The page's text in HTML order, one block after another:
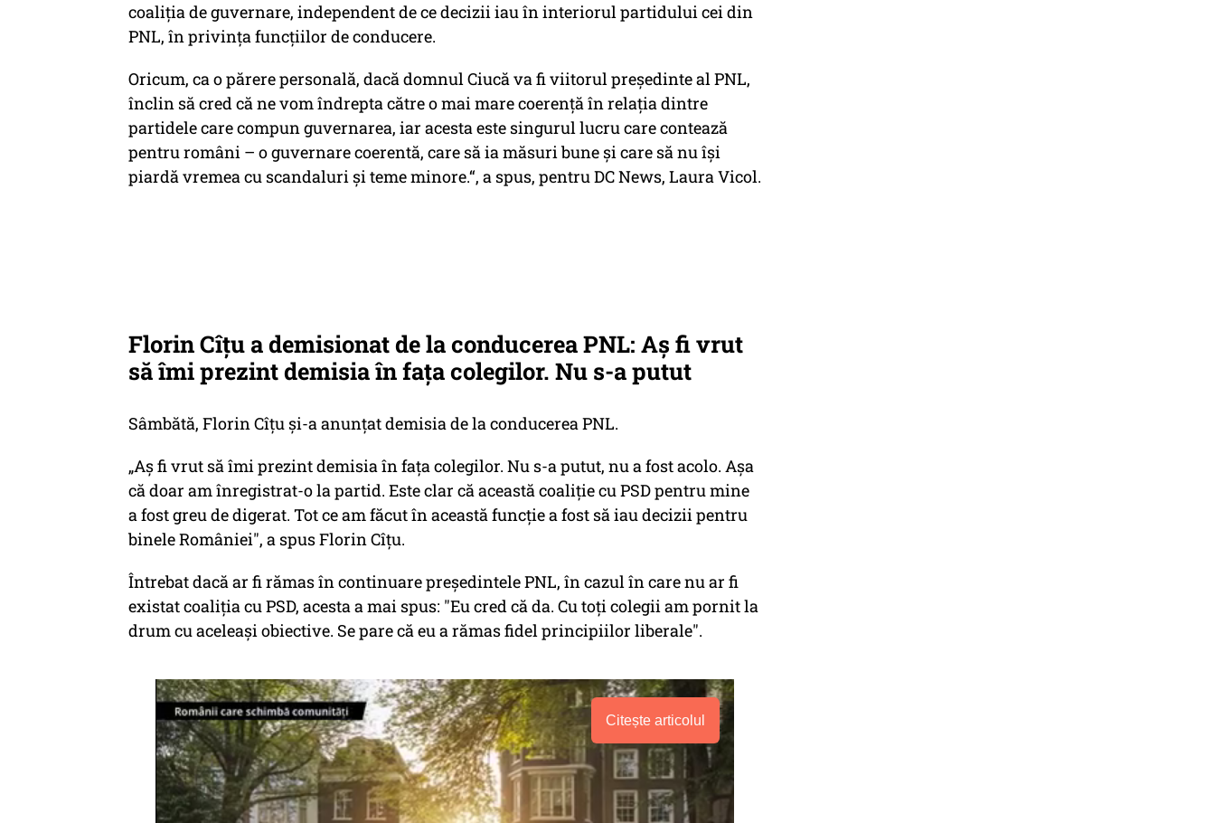
coaliția de guvernare, independent de ce decizii iau în interiorul partidului cei din
PNL, în privința funcțiilor de conducere.
Oricum, ca o părere personală, dacă domnul Ciucă va fi viitorul președinte al PNL,
înclin să cred că ne vom îndrepta către o mai mare coerență în relația dintre
partidele care compun guvernarea, iar acesta este singurul lucru care contează
pentru români – o guvernare coerentă, care să ia măsuri bune și care să nu își
piardă vremea cu scandaluri și teme minore.“, a spus, pentru DC News, Laura Vicol.
Florin Cîțu a demisionat de la conducerea PNL: Aş fi vrut
să îmi prezint demisia în faţa colegilor. Nu s-a putut
Sâmbătă, Florin Cîțu și-a anunțat demisia de la conducerea PNL.
„Aş fi vrut să îmi prezint demisia în faţa colegilor. Nu s-a putut, nu a fost acolo. Aşa
că doar am înregistrat-o la partid. Este clar că această coaliţie cu PSD pentru mine
a fost greu de digerat. Tot ce am făcut în această funcţie a fost să iau decizii pentru
binele României", a spus Florin Cîțu.
Întrebat dacă ar fi rămas în continuare preşedintele PNL, în cazul în care nu ar fi
existat coaliţia cu PSD, acesta a mai spus: "Eu cred că da. Cu toți colegii am pornit la
drum cu aceleaşi obiective. Se pare că eu a rămas fidel principiilor liberale".
Citește articolul